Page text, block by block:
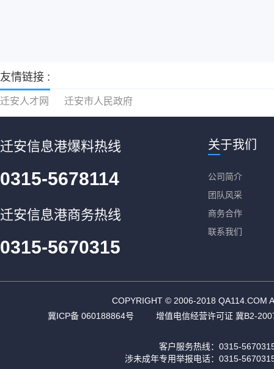
友情链接 :
迁安人才网 迁安市人民政府
迁安信息港爆料热线
0315-5678114
迁安信息港商务热线
0315-5670315
关于我们
公司简介
团队风采
商务合作
联系我们
COPYRIGHT © 2006-2018 QA114.COM
冀ICP备 060188864号
增值电信经营许可证 冀B2-
客户服务热线：0315-
涉未成年专用举报电话：0315-